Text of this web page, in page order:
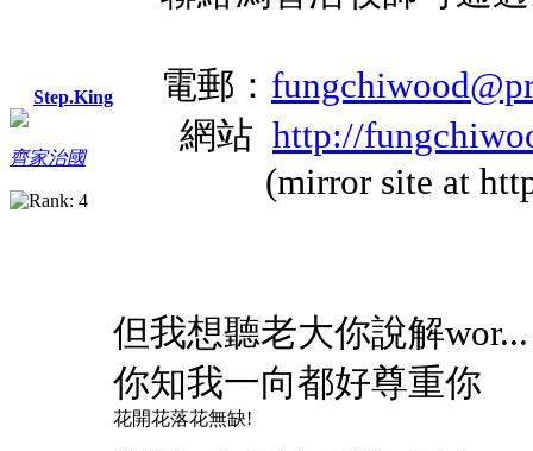
Step.King
齊家治國
電郵：
網站 http://
(mirror site at
但我想聽老大你說解wor...
你知我一向都好尊重你
花開花落花無缺!